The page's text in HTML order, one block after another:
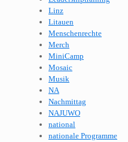
Linz
Litauen
Menschenrechte
Merch
MiniCamp
Mosaic
Musik
NA
Nachmittag
NAJUWO
national
nationale Programme